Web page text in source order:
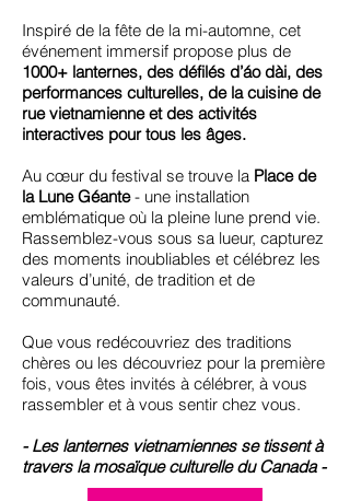
Inspiré de la fête de la mi-automne, cet
événement immersif propose plus de
1000+ lanternes, des défilés d’áo dài, des
performances culturelles, de la cuisine de
rue vietnamienne et des activités
interactives pour tous les âges.
Au cœur du festival se trouve la Place de
la Lune Géante- une installation
emblématique où la pleine lune prend vie.
Rassemblez-vous sous sa lueur, capturez
des moments inoubliables et célébrez les
valeurs d’unité, de tradition et de
communauté.
Que vous redécouvriez des traditions
chères ou les découvriez pour la première
fois, vous êtes invités à célébrer, à vous
rassembler et à vous sentir chez vous.
- Les lanternes vietnamiennes se tissent à
travers la mosaïque culturelle du Canada -